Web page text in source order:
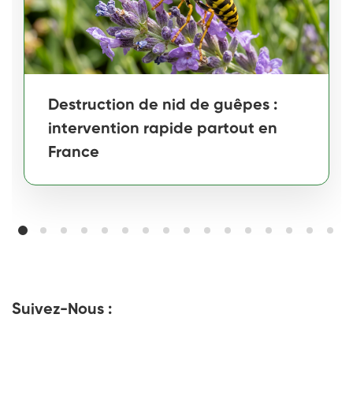
Destruction de nid de guêpes :
intervention rapide partout en
France
Suivez-Nous :